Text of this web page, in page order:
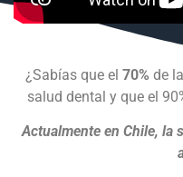
¿Sabías que el 70% de
salud dental y que el
Actualmente en Chile, la